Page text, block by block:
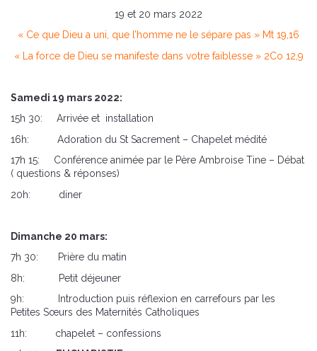
19 et 20 mars 2022
« Ce que Dieu a uni, que l’homme ne le sépare pas » Mt 19,16
« La force de Dieu se manifeste dans votre faiblesse » 2Co 12,9
Samedi 19 mars 2022:
15h 30: Arrivée et installation
16h: Adoration du St Sacrement – Chapelet médité
17h 15: Conférence animée par le Père Ambroise Tine – Débat
( questions & réponses)
20h: diner
Dimanche 20 mars:
7h 30: Prière du matin
8h: Petit déjeuner
9h: Introduction puis réflexion en carrefours par les
Petites Sœurs des Maternités Catholiques
11h: chapelet – confessions